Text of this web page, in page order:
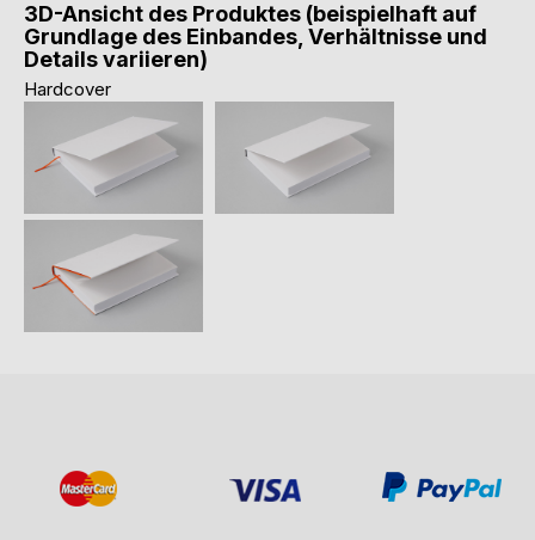
3D-Ansicht des Produktes (beispielhaft auf
Grundlage des Einbandes, Verhältnisse und
Details variieren)
Hardcover